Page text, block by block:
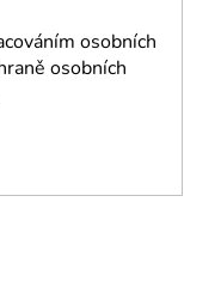
osobních
osobních